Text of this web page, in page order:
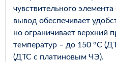
чувствительного
вывод обеспечивает
но ограничивает верхний
температур – до 150 °С
(ДТС с платиновым ЧЭ).